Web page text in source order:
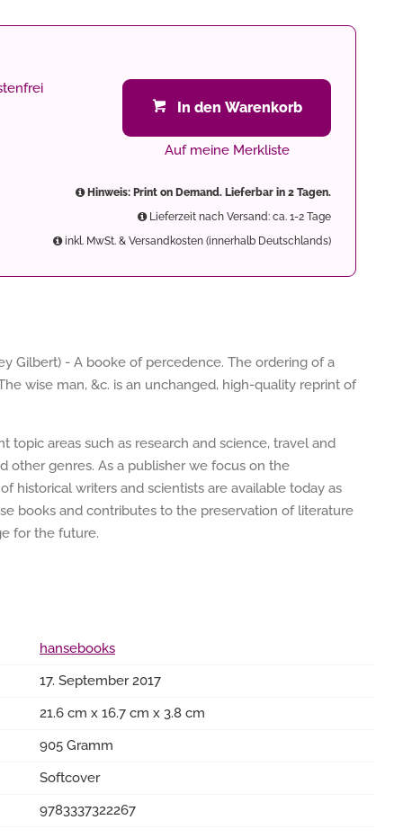
In den Warenkorb
Auf meine Merkliste
Hinweis: Print on Demand. Lieferbar in 2 Tagen.
Lieferzeit nach Versand: ca. 1-2 Tage
inkl. MwSt. & Versandkosten (innerhalb Deutschlands)
Gilbert) - A booke of percedence. The ordering of a
wise man, &c. is an unchanged, high-quality reprint of
areas such as research and science, travel and
other genres. As a publisher we focus on the
historical writers and scientists are available today as
books and contributes to the preservation of literature
for the future.
hansebooks
17. September 2017
21.6 cm x 16.7 cm x 3.8 cm
905 Gramm
Softcover
9783337322267